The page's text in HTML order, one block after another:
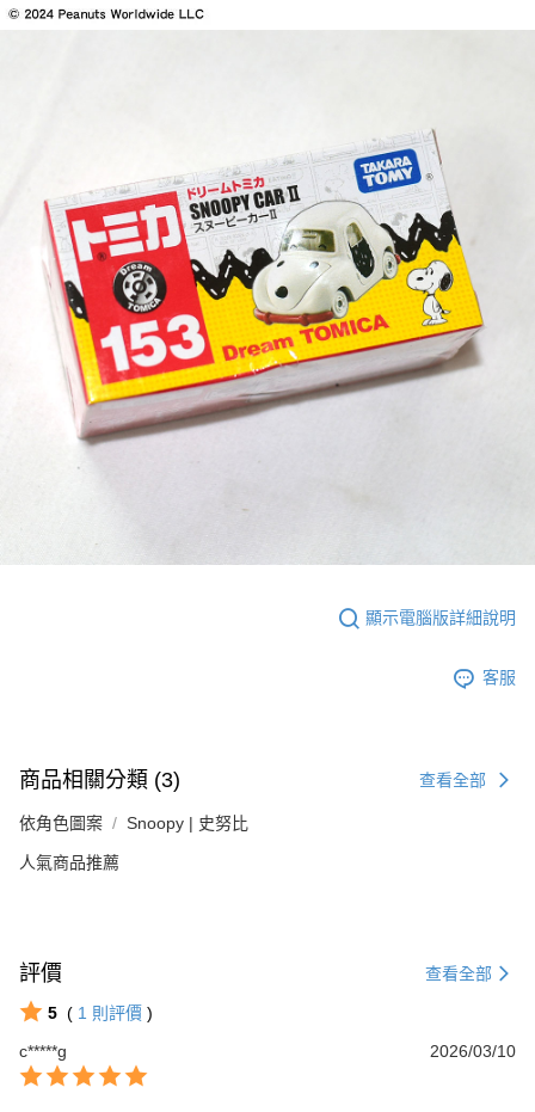
顯示電腦版詳細說明
客服
商品相關分類 (3) 查看全部
依角色圖案 Snoopy | 史努比
人氣商品推薦
評價 查看全部
5 ( 1 則評價 )
c*****g
2026/03/10